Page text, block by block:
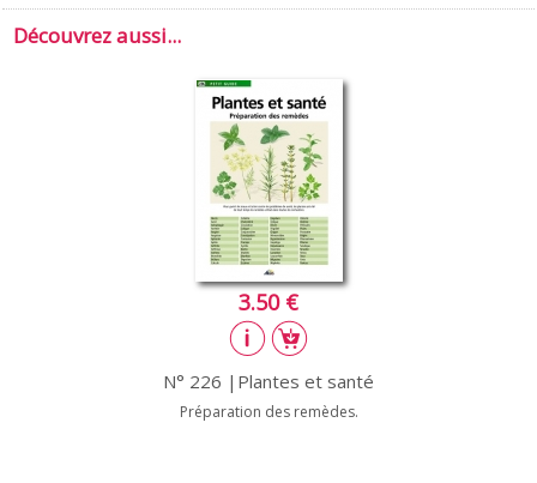
Découvrez aussi...
3.50 €
N° 226 |Plantes et santé
Préparation des remèdes.